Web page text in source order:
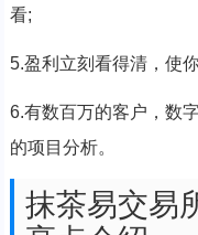
看;
5.盈利立刻看得清，使
6.有数百万的客户，数
的项目分析。
抹茶易交易